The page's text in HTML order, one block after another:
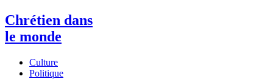
Chrétien dans
le monde
Culture
Politique